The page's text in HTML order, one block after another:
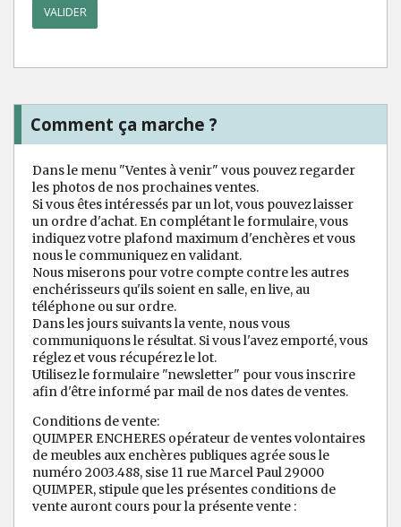
Comment ça marche ?
Dans le menu "Ventes à venir" vous pouvez regarder
les photos de nos prochaines ventes.
Si vous êtes intéressés par un lot, vous pouvez laisser
un ordre d'achat. En complétant le formulaire, vous
indiquez votre plafond maximum d'enchères et vous
nous le communiquez en validant.
Nous miserons pour votre compte contre les autres
enchérisseurs qu'ils soient en salle, en live, au
téléphone ou sur ordre.
Dans les jours suivants la vente, nous vous
communiquons le résultat. Si vous l'avez emporté, vous
réglez et vous récupérez le lot.
Utilisez le formulaire "newsletter" pour vous inscrire
afin d'être informé par mail de nos dates de ventes.
Conditions de vente:
QUIMPER ENCHERES opérateur de ventes volontaires
de meubles aux enchères publiques agrée sous le
numéro 2003.488, sise 11 rue Marcel Paul 29000
QUIMPER, stipule que les présentes conditions de
vente auront cours pour la présente vente :